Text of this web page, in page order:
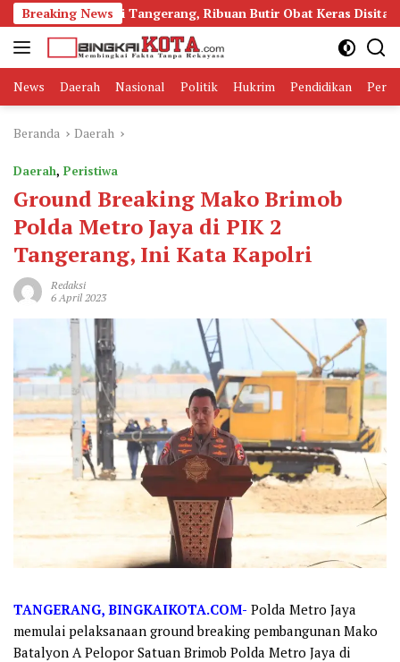
Langsung
ke
konten
Breaking News
di Tangerang, Ribuan Butir Obat Keras Disita
News Daerah Nasional Politik Hukrim Pendidikan
Beranda Daerah
Daerah, Peristiwa
Ground Breaking Mako Brimob
Polda Metro Jaya di PIK 2
Tangerang, Ini Kata Kapolri
Redaksi
6 April 2023
TANGERANG, BINGKAIKOTA.COM- Polda Metro Jaya
memulai pelaksanaan ground breaking pembangunan Mako
Batalyon A Pelopor Satuan Brimob Polda Metro Jaya di